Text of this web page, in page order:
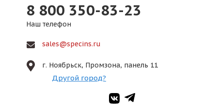
8 800 350-83-23
Наш телефон
sales@specins.ru
г. Ноябрьск, Промзона, панель 11
Другой город?